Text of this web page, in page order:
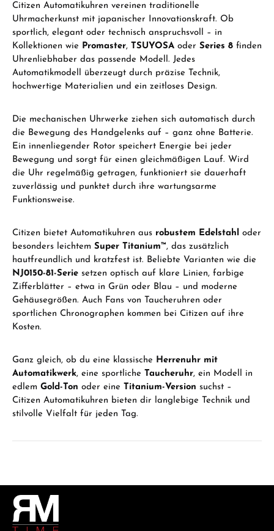
Citizen Automatikuhren vereinen traditionelle
Uhrmacherkunst mit japanischer Innovationskraft. Ob
sportlich, elegant oder technisch anspruchsvoll – in
Kollektionen wie Promaster, TSUYOSA oder Series 8 finden
Uhrenliebhaber das passende Modell. Jedes
Automatikmodell überzeugt durch präzise Technik,
hochwertige Materialien und ein zeitloses Design.
Die mechanischen Uhrwerke ziehen sich automatisch durch
die Bewegung des Handgelenks auf – ganz ohne Batterie.
Ein innenliegender Rotor speichert Energie bei jeder
Bewegung und sorgt für einen gleichmäßigen Lauf. Wird
die Uhr regelmäßig getragen, funktioniert sie dauerhaft
zuverlässig und punktet durch ihre wartungsarme
Funktionsweise.
Citizen bietet Automatikuhren aus robustem Edelstahl
oder
besonders leichtem Super Titanium™, das zusätzlich
hautfreundlich und kratzfest ist. Beliebte Varianten wie die
NJ0150-81-Serie setzen optisch auf klare Linien, farbige
Zifferblätter – etwa in Grün oder Blau – und moderne
Gehäusegrößen. Auch Fans von Taucheruhren oder
sportlichen Chronographen kommen bei Citizen auf ihre
Kosten.
Ganz gleich, ob du eine klassische Herrenuhr mit
Automatikwerk, eine sportliche Taucheruhr, ein Modell in
edlem Gold-Ton oder eine Titanium-Version suchst –
Citizen Automatikuhren bieten dir langlebige Technik und
stilvolle Vielfalt für jeden Tag.